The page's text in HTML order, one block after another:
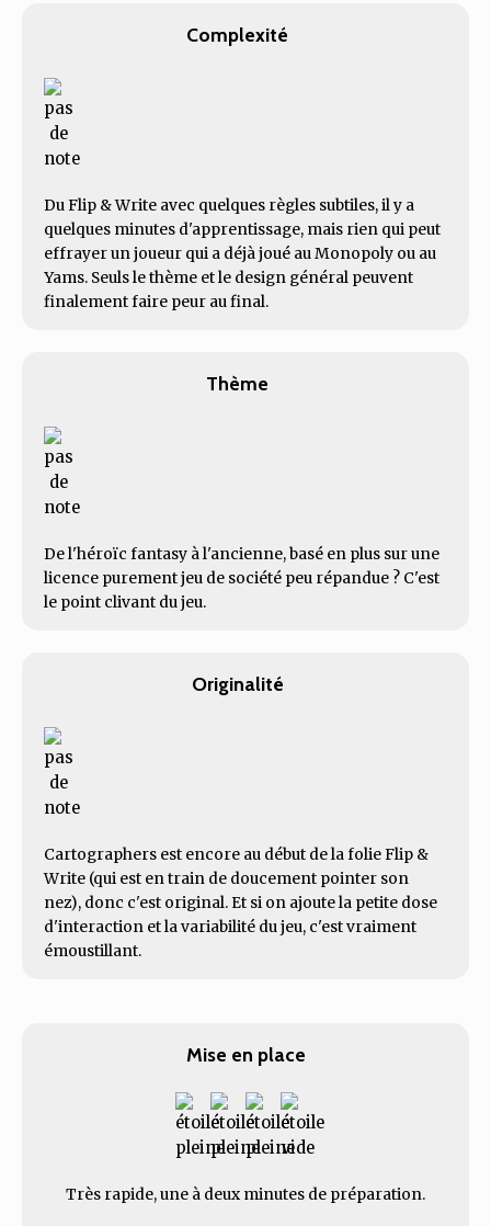
Complexité
Du Flip & Write avec quelques règles subtiles, il y a
quelques minutes d'apprentissage, mais rien qui peut
effrayer un joueur qui a déjà joué au Monopoly ou au
Yams. Seuls le thème et le design général peuvent
finalement faire peur au final.
Thème
De l'héroïc fantasy à l'ancienne, basé en plus sur une
licence purement jeu de société peu répandue ? C'est
le point clivant du jeu.
Originalité
Cartographers est encore au début de la folie Flip &
Write (qui est en train de doucement pointer son
nez), donc c'est original. Et si on ajoute la petite dose
d'interaction et la variabilité du jeu, c'est vraiment
émoustillant.
Mise en place
Très rapide, une à deux minutes de préparation.